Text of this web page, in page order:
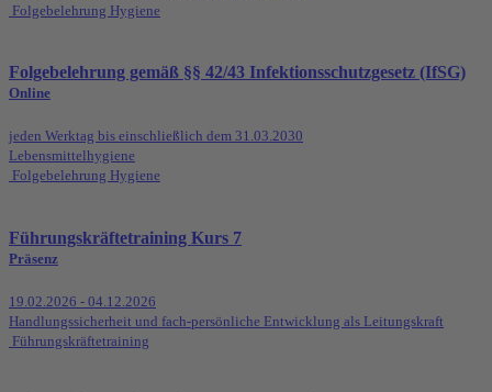
Folgebelehrung Hygiene
Folgebelehrung gemäß §§ 42/43 Infektionsschutzgesetz (IfSG)
Online
jeden Werktag bis einschließlich dem 31.03.2030
Lebensmittelhygiene
Folgebelehrung Hygiene
Führungskräftetraining Kurs 7
Präsenz
19.02.2026 - 04.12.2026
Handlungssicherheit und fach-persönliche Entwicklung als Leitungskraft
Führungskräftetraining